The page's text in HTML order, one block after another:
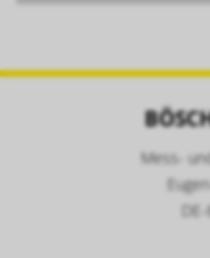
Mess-